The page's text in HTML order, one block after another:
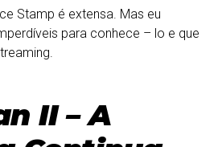
Stamp é extensa. Mas eu
para conhece – lo e que
II – A